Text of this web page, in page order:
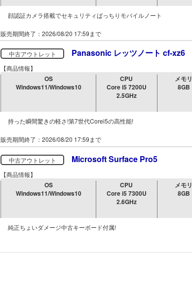
顔認証カメラ搭載でセキュリティばっちりモバイルノート
販売期間終了：2026/08/20 17:59まで
中古アウトレット Panasonic レッツノート cf-xz6
【商品情報】
OS
Windows11/Windows10
CPU
Core i5 7200U
2.5GHz
メモリ
8GB
持った瞬間驚きの軽さ!第7世代Corei5の高性能!
販売期間終了：2026/08/20 17:59まで
中古アウトレット Microsoft Surface Pro5
【商品情報】
OS
Windows11/Windows10
CPU
Core i5 7300U
2.6GHz
メモリ
8GB
純正ちょいダメージ中古キーボード付属!